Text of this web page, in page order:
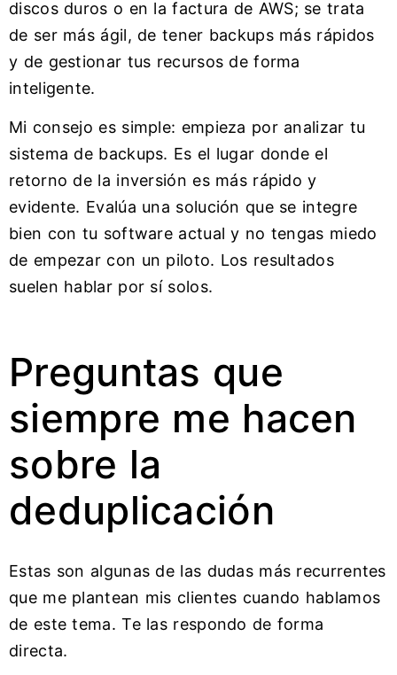
discos duros o en la factura de AWS; se trata
de ser más ágil, de tener backups más rápidos
y de gestionar tus recursos de forma
inteligente.
Mi consejo es simple: empieza por analizar tu
sistema de backups. Es el lugar donde el
retorno de la inversión es más rápido y
evidente. Evalúa una solución que se integre
bien con tu software actual y no tengas miedo
de empezar con un piloto. Los resultados
suelen hablar por sí solos.
Preguntas que
siempre me hacen
sobre la
deduplicación
Estas son algunas de las dudas más recurrentes
que me plantean mis clientes cuando hablamos
de este tema. Te las respondo de forma
directa.